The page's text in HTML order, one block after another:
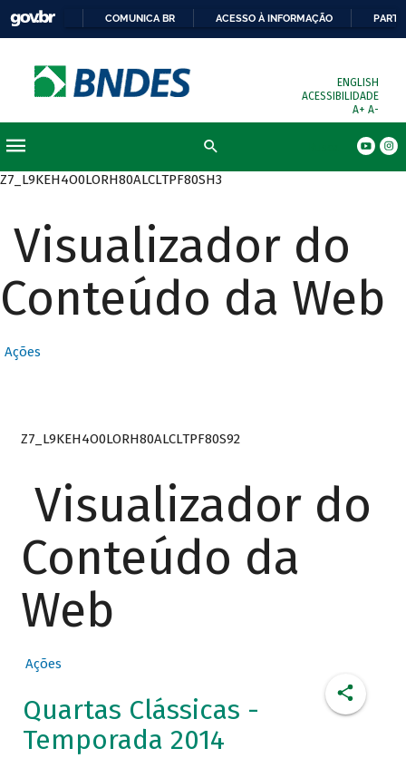
COMUNICA BR ACESSO À INFORMAÇÃO
ENGLISH
ACESSIBILIDADE
A+ A-
Z7_L9KEH4O0LORH80ALCLTPF80SH3
Visualizador do
Conteúdo da Web
Ações
Z7_L9KEH4O0LORH80ALCLTPF80S92
Visualizador do
Conteúdo da
Web
Ações
Quartas Clássicas -
Temporada 2014